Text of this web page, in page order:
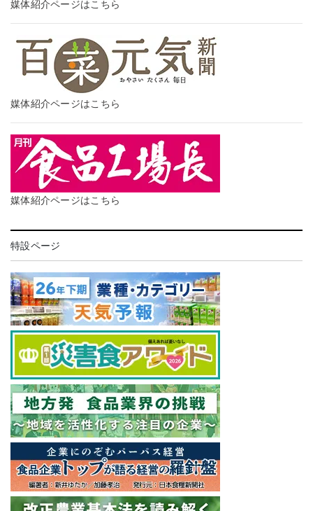
媒体紹介ページはこちら
媒体紹介ページはこちら
媒体紹介ページはこちら
特設ページ